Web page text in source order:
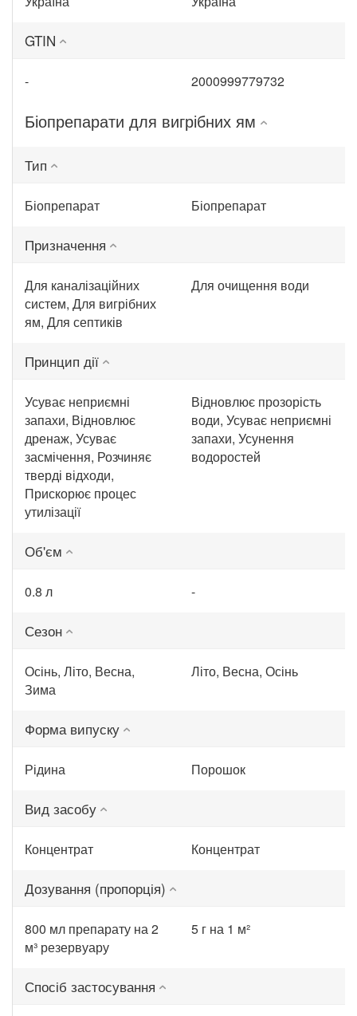
GTIN
- 2000999779732
Біопрепарати для вигрібних ям
Тип
Біопрепарат Біопрепарат
Призначення
Для каналізаційних
систем, Для вигрібних
ям, Для септиків
Для очищення води
Принцип дії
Усуває неприємні
запахи, Відновлює
дренаж, Усуває
засмічення, Розчиняє
тверді відходи,
Прискорює процес
утилізації
Відновлює прозорість
води, Усуває неприємні
запахи, Усунення
водоростей
Об'єм
0.8 л -
Сезон
Осінь, Літо, Весна,
Зима
Літо, Весна, Осінь
Форма випуску
Рідина Порошок
Вид засобу
Концентрат Концентрат
Дозування (пропорція)
800 мл препарату на 2
м³ резервуару
5 г на 1 м²
Спосіб застосування